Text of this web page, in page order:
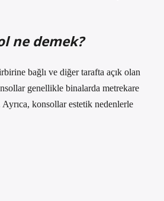
ne demek?
bağlı ve diğer tarafta açık olan
genellikle binalarda metrekare
konsollar estetik nedenlerle